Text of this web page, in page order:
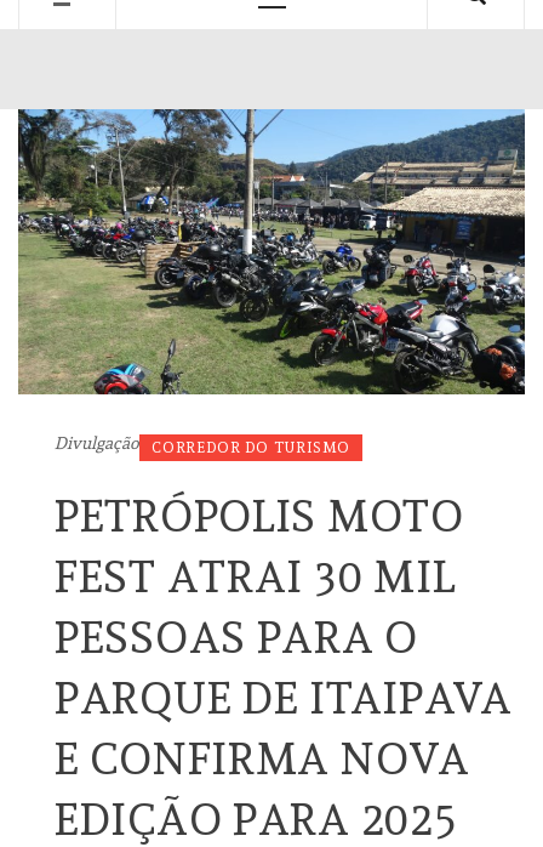
Divulgação CORREDOR DO TURISMO
PETRÓPOLIS MOTO
FEST ATRAI 30 MIL
PESSOAS PARA O
PARQUE DE ITAIPAVA
E CONFIRMA NOVA
EDIÇÃO PARA 2025